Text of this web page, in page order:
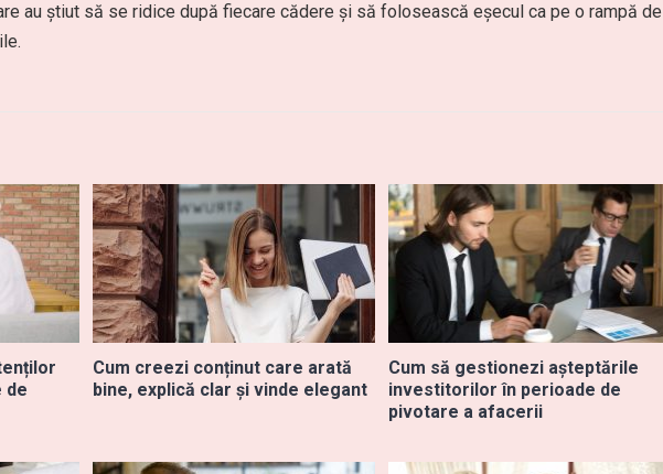
au știut să se ridice după fiecare cădere și să folosească eșecul ca pe o rampă de
de
Cum creezi conținut care arată
bine, explică clar și vinde elegant
Cum să gestionezi așteptările
investitorilor în perioade de
pivotare a afacerii